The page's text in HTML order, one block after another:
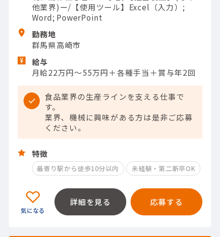
他業界)ー/【使用ツール】Excel（入力）;
Word; PowerPoint
勤務地
群馬県高崎市
給与
月給22万円～55万円＋各種手当＋賞与年2回
食品業界の生産ラインを支える仕事で
す。
業界、機械に興味がある方は是非ご応募
ください。
特徴
最寄り駅から徒歩10分以内 未経験・第二新卒OK
詳細を見る 応募する